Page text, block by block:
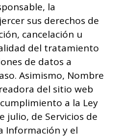
la
sus derechos de
cancelación u
del tratamiento
de datos a
Asimismo, Nombre
del sitio web
a la Ley
julio, de Servicios de
Información y el